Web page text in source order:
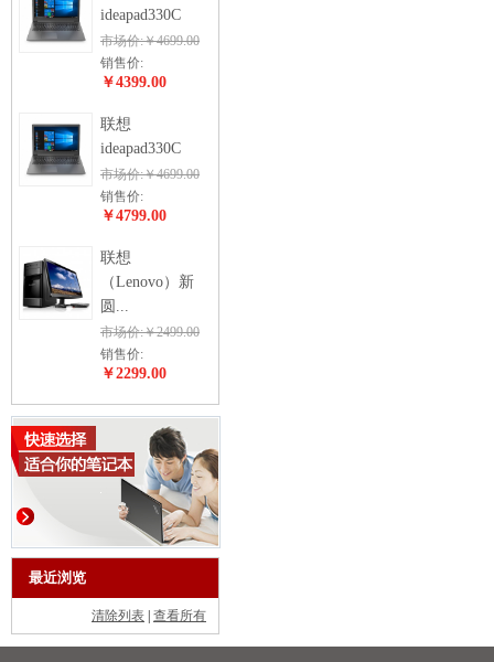
ideapad330C
市场价:￥4699.00
销售价:
￥4399.00
联想
ideapad330C
市场价:￥4699.00
销售价:
￥4799.00
联想
（Lenovo）新
圆...
市场价:￥2499.00
销售价:
￥2299.00
最近浏览
清除列表 查看所有